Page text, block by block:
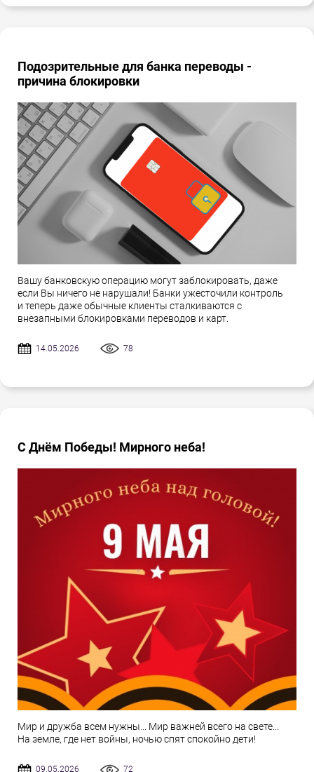
Подозрительные для банка переводы -
причина блокировки
Вашу банковскую операцию могут заблокировать, даже
если Вы ничего не нарушали! Банки ужесточили контроль
и теперь даже обычные клиенты сталкиваются с
внезапными блокировками переводов и карт.
14.05.2026 78
С Днём Победы! Мирного неба!
Мир и дружба всем нужны... Мир важней всего на свете...
На земле, где нет войны, ночью спят спокойно дети!
09.05.2026 72